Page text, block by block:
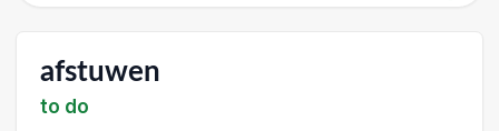
afstuwen
to do